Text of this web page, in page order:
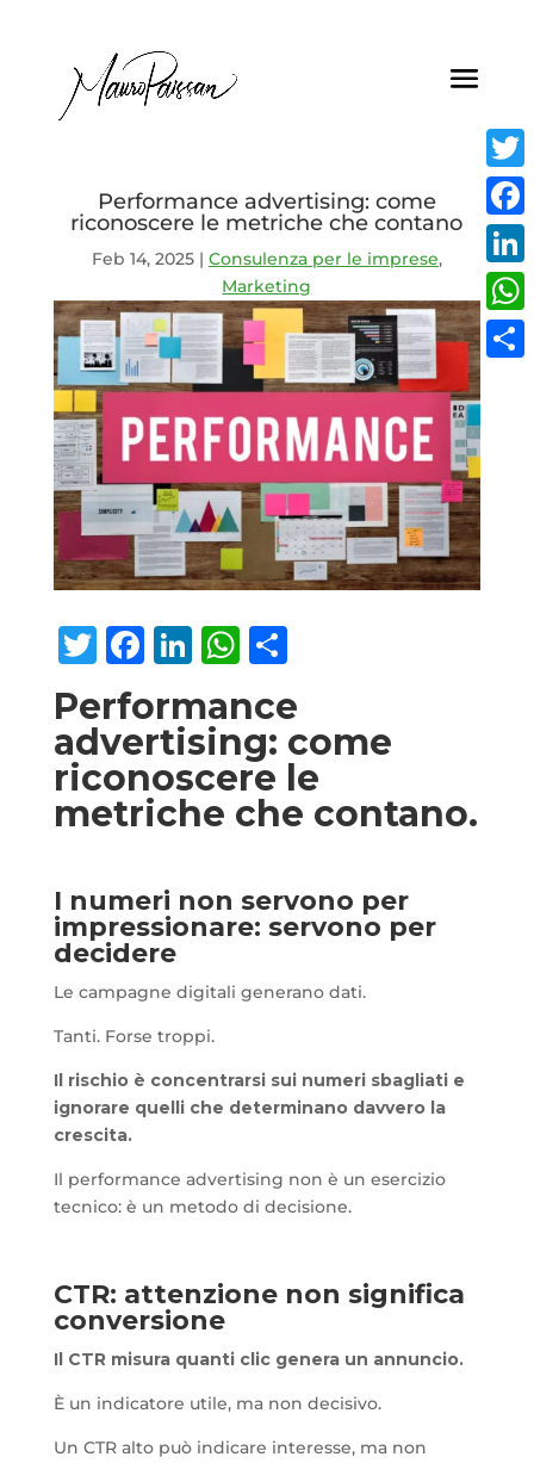
Performance advertising: come
riconoscere le metriche che contano
Feb 14, 2025| Consulenza per le imprese,
Marketing
Twitter
Facebook
LinkedIn
WhatsApp
Condividi
Performance
advertising: come
riconoscere le
metriche che contano.
I numeri non servono per
impressionare: servono per
decidere
Le campagne digitali generano dati.
Tanti. Forse troppi.
Il rischio è concentrarsi sui numeri sbagliati e
ignorare quelli che determinano davvero la
crescita.
Il performance advertising non è un esercizio
tecnico: è un metodo di decisione.
CTR: attenzione non significa
conversione
Il CTR misura quanti clic genera un annuncio.
È un indicatore utile, ma non decisivo.
Un CTR alto può indicare interesse, ma non